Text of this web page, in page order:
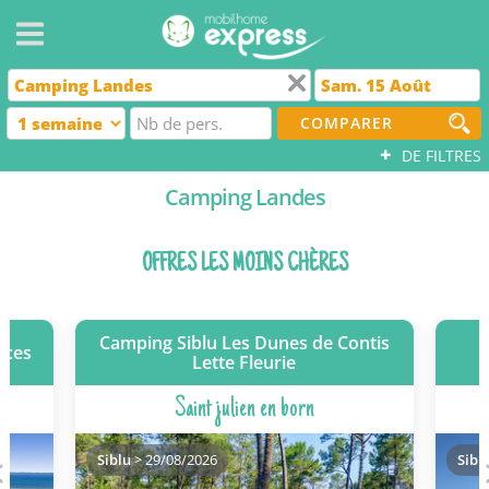
COMPARER
+ DE FILTRES
Camping Landes
OFFRES LES MOINS CHÈRES
Camping Siblu Les Dunes de Contis
Lette Fleurie
Saint julien en born
Siblu> 29/08/2026